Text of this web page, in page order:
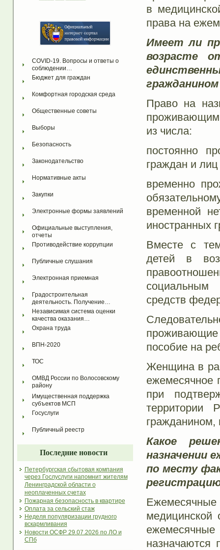
COVID-19. Вопросы и ответы о
соблюдении…
Бюджет для граждан
Комфортная городская среда
Общественные советы
Выборы
Безопасность
Законодательство
Нормативные акты
Закупки
Электронные формы заявлений
Официальные выступления,
отчеты
Противодействие коррупции
Публичные слушания
Электронная приемная
Градостроительная
деятельность. Получение…
Независимая система оценки
качества оказания…
Охрана труда
ВПН-2020
ТОС
ОМВД России по Волосовскому
району
Имущественная поддержка
субъектов МСП
Госуслуги
Публичный реестр
Последние новости
Петербургская сбытовая компания
через Гослуслуги напомнит жителям
Ленинградской области о
неоплаченных счетах
Пожарная безопасность в квартире
Оплата за сельский стаж
Неделя популяризации грудного
вскармливания
Новости ОСФР 29.07.2026 по ЛО и
СПб
в
права на
Имеет ли
возрасте
Право на
из числа:
постоянно
граждан и
временно
временной
иностранных
Вместе с
детей в
социальным
средств
пособие на
Женщина в
ежемесячное
при
территории
гражданином,
Какое
назначении
по месту
медицинской
назначаются